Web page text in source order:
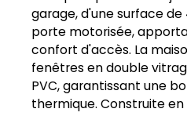
garage, d'une surface de
porte motorisée,
confort d'accès. La
fenêtres en double
PVC, garantissant une
thermique. Construite